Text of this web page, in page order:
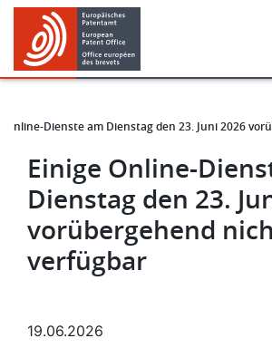
Skip
main
content
Skip
footer
Online-Dienste am Dienstag den 23. Juni 2026
Einige Online-
Dienstag den 23.
vorübergehend
verfügbar
19.06.2026